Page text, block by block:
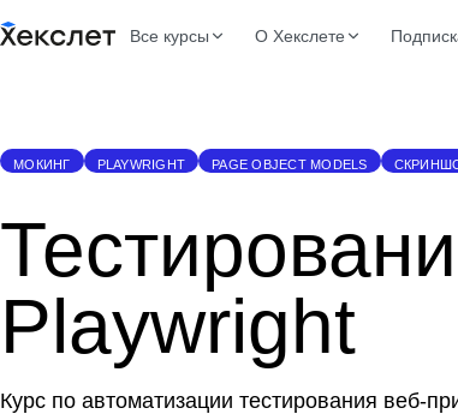
Все курсы О Хекслете
МОКИНГ PLAYWRIGHT PAGE OBJECT MODELS
Playwright
Курс по автоматизации тестирования веб-